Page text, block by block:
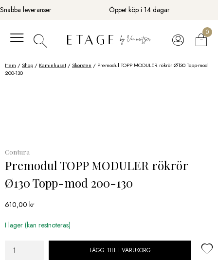
Fortsätt
till
Snabba leveranser Öppet köp i 14 dagar
0
Hem /Shop / Kaminhuset /Skorsten / Premodul TOPP MODULER rökrör Ø130 Topp-mod
200-130
Contura
Premodul TOPP MODULER rökrör
Ø130 Topp-mod 200-130
610,00 kr
I lager (kan restnoteras)
Premodul
LÄGG TILL I VARUKORG